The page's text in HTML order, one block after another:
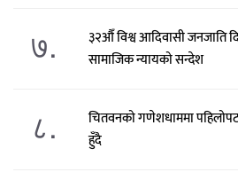
७.
३२औँ विश्व आदिवासी जनजाति
सामाजिक न्यायको सन्देश
८.
चितवनको गणेशधाममा
हुँदै